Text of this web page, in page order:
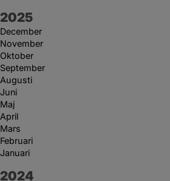
År:
2025
December
November
Oktober
September
Augusti
Juni
Maj
April
Mars
Februari
Januari
År:
2024